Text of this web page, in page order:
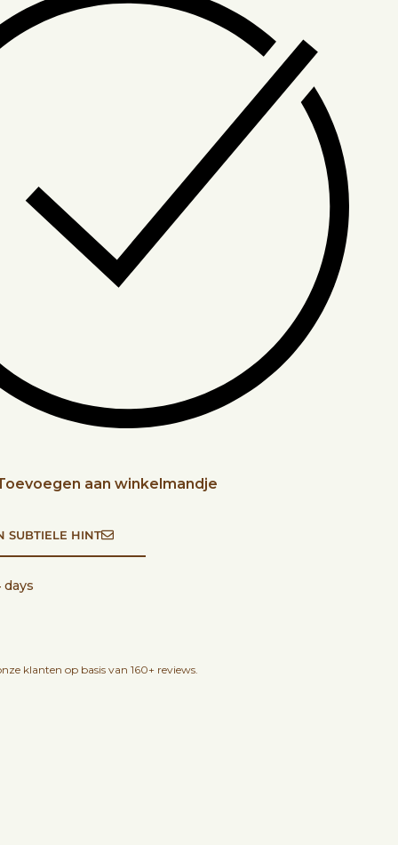
aan winkelmandje
SUBTIELE HINT
days
klanten op basis van 160+ reviews.